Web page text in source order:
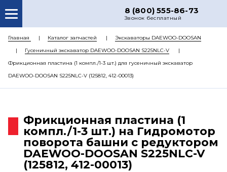
8 (800) 555-86-73
Звонок бесплатный
О НАС
КАТАЛОГ ЗАПЧАСТЕЙ
РЕМОНТ
КОНТАКТЫ
Главная Каталог запчастей
Экскаваторы DAEWOO-DOOSAN
Гусеничный экскаватор DAEWOO-DOOSAN S225NLC-V
Фрикционная пластина (1 компл./1-3 шт.) для гусеничный экскаватор
DAEWOO-DOOSAN S225NLC-V (125812, 412-00013)
Фрикционная пластина (1
компл./1-3 шт.) на Гидромотор
поворота башни с редуктором
DAEWOO-DOOSAN S225NLC-V
(125812, 412-00013)